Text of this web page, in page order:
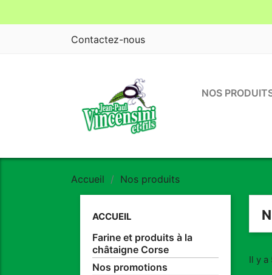
Contactez-nous
NOS
Accueil Nos produits
ACCUEIL
Farine et produits à la
châtaigne Corse
Nos promotions
Il y a